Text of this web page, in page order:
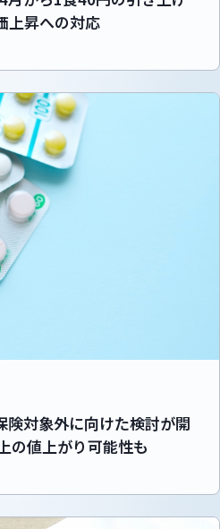
昇への対応
険対象外に向けた検討が開
値上がり可能性も